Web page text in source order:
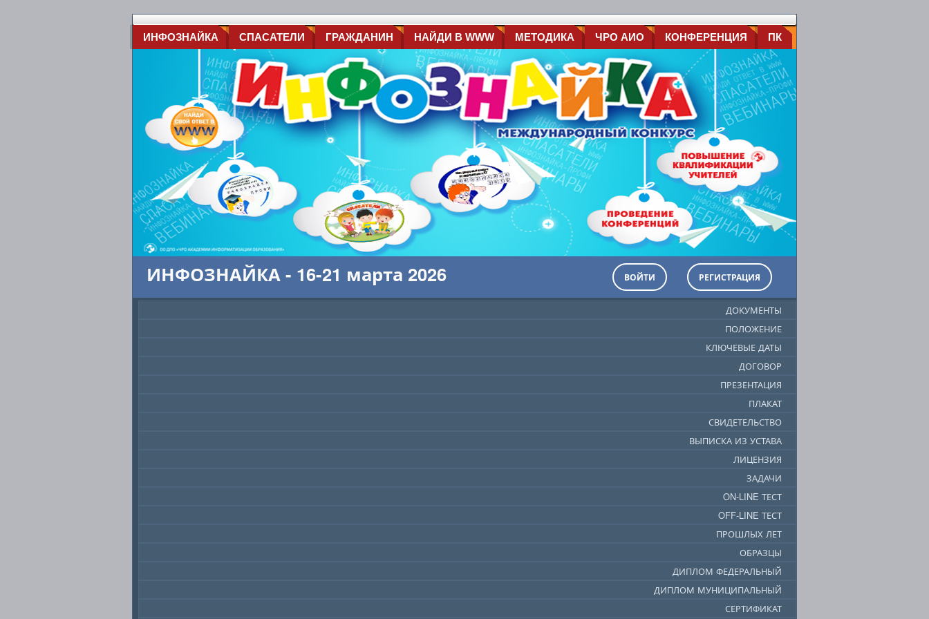
ИНФОЗНАЙКА СПАСАТЕЛИ ГРАЖДАНИН НАЙДИ В WWW МЕТОДИКА ЧРО АИО КОНФЕРЕНЦИЯ ПК
ИНФОЗНАЙКА - 16-21 марта 2026 ВОЙТИ РЕГИСТРАЦИЯ
ДОКУМЕНТЫ
ПОЛОЖЕНИЕ
КЛЮЧЕВЫЕ ДАТЫ
ДОГОВОР
ПРЕЗЕНТАЦИЯ
ПЛАКАТ
СВИДЕТЕЛЬСТВО
ВЫПИСКА ИЗ УСТАВА
ЛИЦЕНЗИЯ
ЗАДАЧИ
ON-LINE ТЕСТ
OFF-LINE ТЕСТ
ПРОШЛЫХ ЛЕТ
ОБРАЗЦЫ
ДИПЛОМ ФЕДЕРАЛЬНЫЙ
ДИПЛОМ МУНИЦИПАЛЬНЫЙ
СЕРТИФИКАТ